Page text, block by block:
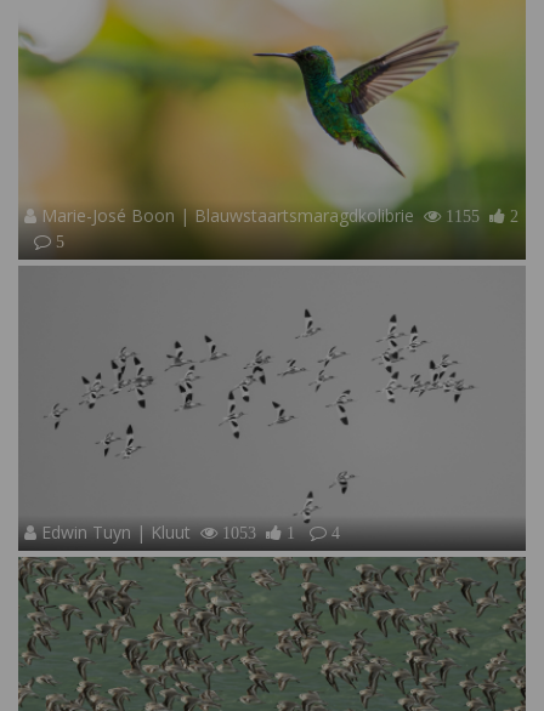
Marie-José Boon | Blauwstaartsmaragdkolibrie 1155
2
5
Edwin Tuyn | Kluut 1053 1 4